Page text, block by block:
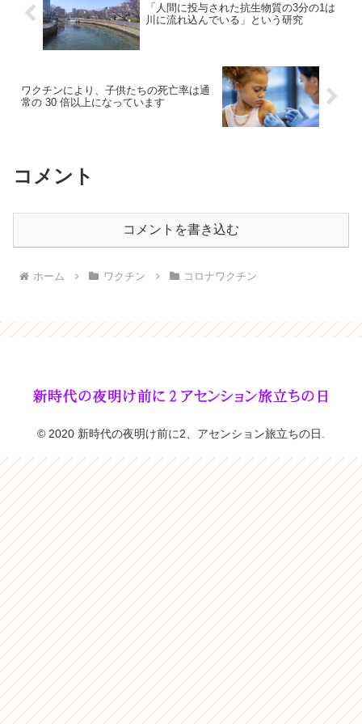
「人間に投与された抗生物質の3分の1は
川に流れ込んでいる」という研究
ワクチンにより、子供たちの死亡率は通
常の 30 倍以上になっています
コメント
コメントを書き込む
ホーム ワクチン コロナワクチン
© 2020 新時代の夜明け前に2、アセンション旅立ちの日.